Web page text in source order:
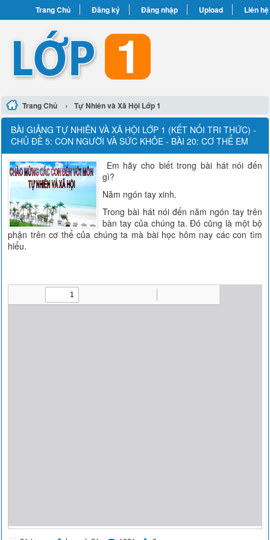
Trang Chủ Đăng ký Đăng nhập Upload Liên hệ
Trang Chủ › Tự Nhiên và Xã Hội Lớp 1
BÀI GIẢNG TỰ NHIÊN VÀ XÃ HỘI LỚP 1 (KẾT NỐI TRI THỨC) -
CHỦ ĐỀ 5: CON NGƯỜI VÀ SỨC KHỎE - BÀI 20: CƠ THỂ EM
Em hãy cho biết trong bài hát nói đến
gì?
Năm ngón tay xinh.
Trong bài hát nói đến năm ngón tay trên
bàn tay của chúng ta. Đó cũng là một bộ
phận trên cơ thể của chúng ta mà bài học hôm nay các con tìm
hiểu.